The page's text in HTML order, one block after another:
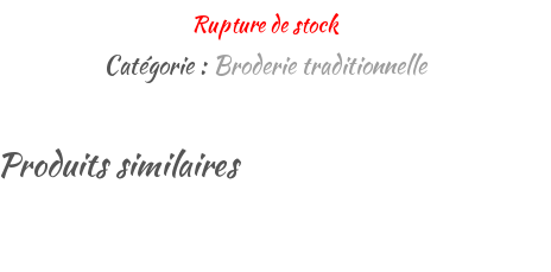
Rupture de stock
Catégorie : Broderie traditionnelle
Produits similaires